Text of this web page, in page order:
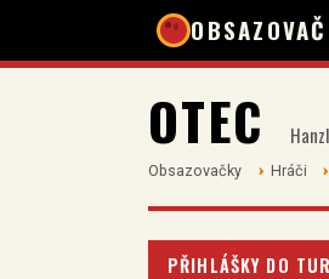
OTEC
Obsazovačky Hráči
PŘIHLÁŠKY DO